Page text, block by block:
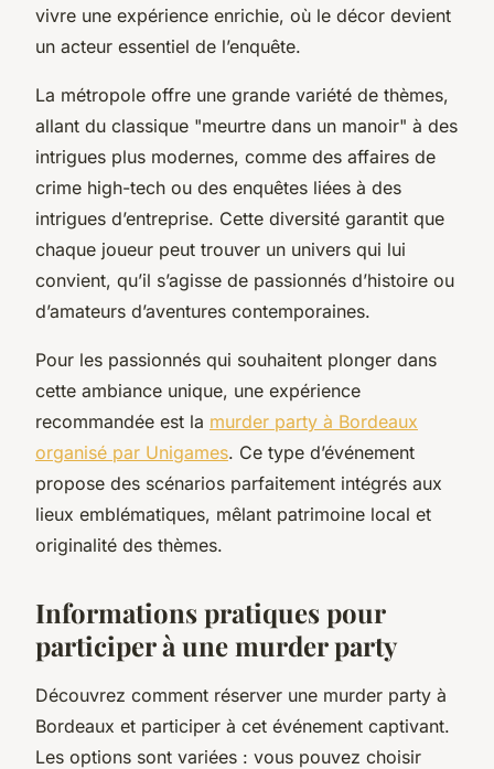
vivre une expérience enrichie, où le décor devient
un acteur essentiel de l’enquête.
La métropole offre une grande variété de thèmes,
allant du classique "meurtre dans un manoir" à des
intrigues plus modernes, comme des affaires de
crime high-tech ou des enquêtes liées à des
intrigues d’entreprise. Cette diversité garantit que
chaque joueur peut trouver un univers qui lui
convient, qu’il s’agisse de passionnés d’histoire ou
d’amateurs d’aventures contemporaines.
Pour les passionnés qui souhaitent plonger dans
cette ambiance unique, une expérience
recommandée est la murder party à Bordeaux
organisé par Unigames. Ce type d’événement
propose des scénarios parfaitement intégrés aux
lieux emblématiques, mêlant patrimoine local et
originalité des thèmes.
Informations pratiques pour
participer à une murder party
Découvrez comment réserver une murder party à
Bordeaux et participer à cet événement captivant.
Les options sont variées : vous pouvez choisir